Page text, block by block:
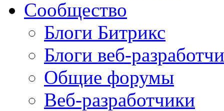
Сообщество
Блоги Битрикс
Блоги веб-
Общие форумы
Веб-разработчики